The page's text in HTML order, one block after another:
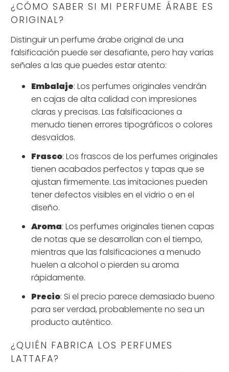
¿CÓMO SABER SI MI PERFUME ÁRABE ES
ORIGINAL?
Distinguir un perfume árabe original de una
falsificación puede ser desafiante, pero hay varias
señales a las que puedes estar atento:
Embalaje: Los perfumes originales vendrán
en cajas de alta calidad con impresiones
claras y precisas. Las falsificaciones a
menudo tienen errores tipográficos o colores
desvaídos.
Frasco: Los frascos de los perfumes originales
tienen acabados perfectos y tapas que se
ajustan firmemente. Las imitaciones pueden
tener defectos visibles en el vidrio o en el
diseño.
Aroma: Los perfumes originales tienen capas
de notas que se desarrollan con el tiempo,
mientras que las falsificaciones a menudo
huelen a alcohol o pierden su aroma
rápidamente.
Precio: Si el precio parece demasiado bueno
para ser verdad, probablemente no sea un
producto auténtico.
¿QUIÉN FABRICA LOS PERFUMES
LATTAFA?